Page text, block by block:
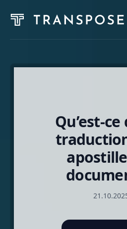
Startseite
Neuigkeiten und
Qu’est-